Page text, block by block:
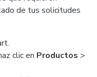
de tus solicitudes
clic en Productos >